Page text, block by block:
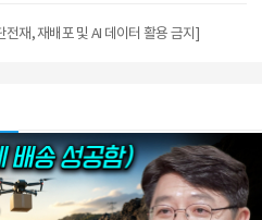
재, 재배포 및 AI 데이터 활용 금지]